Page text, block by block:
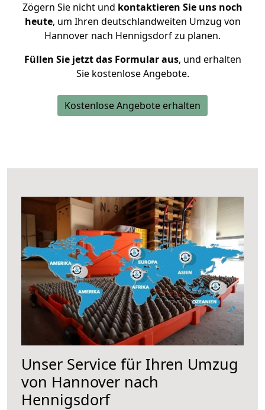
Zögern Sie nicht und kontaktieren Sie uns noch
heute, um Ihren deutschlandweiten Umzug von
Hannover nach Hennigsdorf zu planen.
Füllen Sie jetzt das Formular aus, und erhalten
Sie kostenlose Angebote.
Kostenlose Angebote erhalten
Unser Service für Ihren Umzug
von Hannover nach
Hennigsdorf